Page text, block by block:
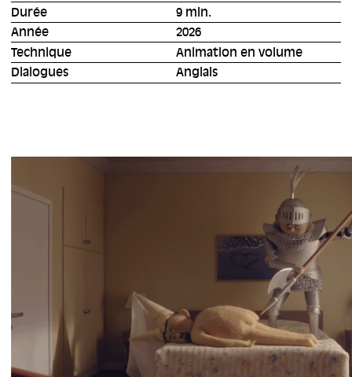
Durée
9 min.
Année
2026
Technique
Animation en volume
Dialogues
Anglais